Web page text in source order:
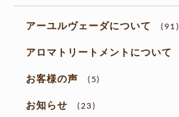
アーユルヴェーダについて (91)
アロマトリートメントについて
お客様の声 (5)
お知らせ (23)